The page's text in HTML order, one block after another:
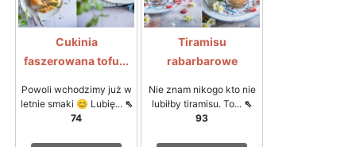
Cukinia
faszerowana tofu...
Powoli wchodzimy już w
letnie smaki 😊 Lubię... ⇖
74
Tiramisu
rabarbarowe
Nie znam nikogo kto nie
lubiłby tiramisu. To... ⇖
93